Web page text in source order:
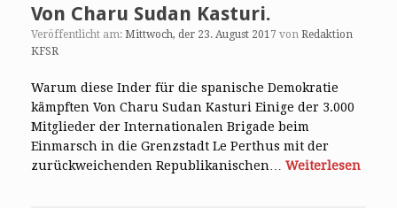
Von Charu Sudan Kasturi.
Veröffentlicht am: Mittwoch, der 23. August 2017 von Redaktion
KFSR
Warum diese Inder für die spanische Demokratie
kämpften Von Charu Sudan Kasturi Einige der 3.000
Mitglieder der Internationalen Brigade beim
Einmarsch in die Grenzstadt Le Perthus mit der
zurückweichenden Republikanischen… Weiterlesen